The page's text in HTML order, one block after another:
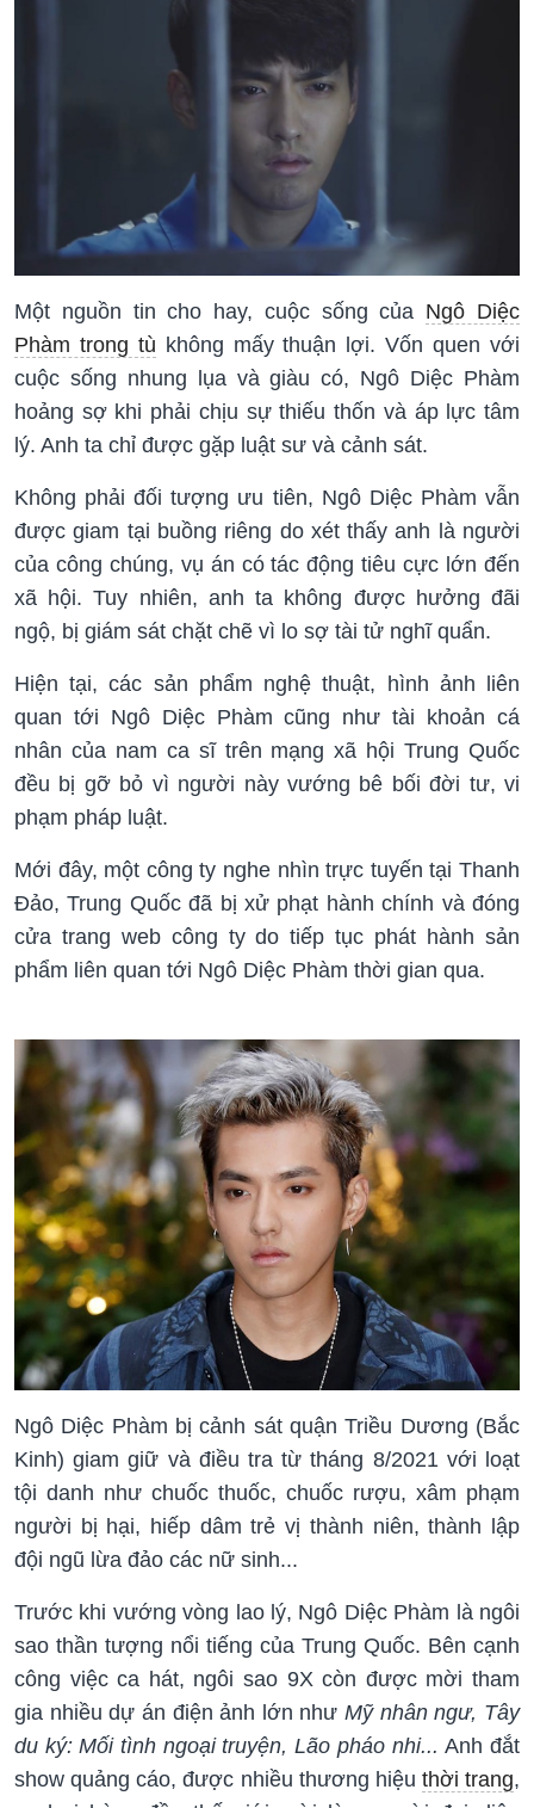
Một nguồn tin cho hay, cuộc sống của Ngô Diệc
Phàm trong tù không mấy thuận lợi. Vốn quen với
cuộc sống nhung lụa và giàu có, Ngô Diệc Phàm
hoảng sợ khi phải chịu sự thiếu thốn và áp lực tâm
lý. Anh ta chỉ được gặp luật sư và cảnh sát.
Không phải đối tượng ưu tiên, Ngô Diệc Phàm vẫn
được giam tại buồng riêng do xét thấy anh là người
của công chúng, vụ án có tác động tiêu cực lớn đến
xã hội. Tuy nhiên, anh ta không được hưởng đãi
ngộ, bị giám sát chặt chẽ vì lo sợ tài tử nghĩ quẩn.
Hiện tại, các sản phẩm nghệ thuật, hình ảnh liên
quan tới Ngô Diệc Phàm cũng như tài khoản cá
nhân của nam ca sĩ trên mạng xã hội Trung Quốc
đều bị gỡ bỏ vì người này vướng bê bối đời tư, vi
phạm pháp luật.
Mới đây, một công ty nghe nhìn trực tuyến tại Thanh
Đảo, Trung Quốc đã bị xử phạt hành chính và đóng
cửa trang web công ty do tiếp tục phát hành sản
phẩm liên quan tới Ngô Diệc Phàm thời gian qua.
Ngô Diệc Phàm bị cảnh sát quận Triều Dương (Bắc
Kinh) giam giữ và điều tra từ tháng 8/2021 với loạt
tội danh như chuốc thuốc, chuốc rượu, xâm phạm
người bị hại, hiếp dâm trẻ vị thành niên, thành lập
đội ngũ lừa đảo các nữ sinh...
Trước khi vướng vòng lao lý, Ngô Diệc Phàm là ngôi
sao thần tượng nổi tiếng của Trung Quốc. Bên cạnh
công việc ca hát, ngôi sao 9X còn được mời tham
gia nhiều dự án điện ảnh lớn nhưMỹ nhân ngư, Tây
du ký: Mối tình ngoại truyện, Lão pháo nhi... Anh đắt
show quảng cáo, được nhiều thương hiệu thời trang,